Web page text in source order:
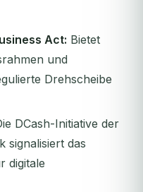
Act: Bietet
und
Drehscheibe
DCash-Initiative der
signalisiert das
digitale